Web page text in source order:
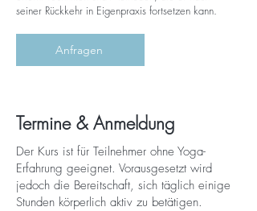
seiner Rückkehr in Eigenpraxis fortsetzen kann.
Anfragen
Termine & Anmeldung
Der Kurs ist für Teilnehmer ohne Yoga-
Erfahrung geeignet. Vorausgesetzt wird
jedoch die Bereitschaft, sich täglich einige
Stunden körperlich aktiv zu betätigen.